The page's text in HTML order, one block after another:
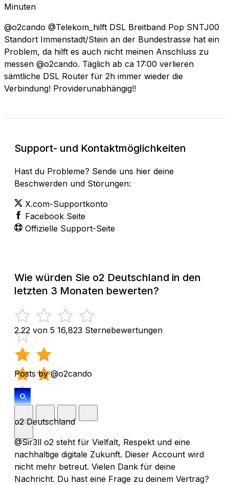
Minuten
@o2cando @Telekom_hilft DSL Breitband Pop SNTJ00
Standort Immenstadt/Stein an der Bundestrasse hat ein
Problem, da hilft es auch nicht meinen Anschluss zu
messen @o2cando. Täglich ab ca 17:00 verlieren
sämtliche DSL Router für 2h immer wieder die
Verbindung! Providerunabhängig!!
Support- und Kontaktmöglichkeiten
Hast du Probleme? Sende uns hier deine
Beschwerden und Störungen:
X.com-Supportkonto
Facebook Seite
Offizielle Support-Seite
Wie würden Sie o2 Deutschland in den
letzten 3 Monaten bewerten?
2.22 von 5 16,823 Sternebewertungen
Posts by @o2cando
o2 Deutschland
@Sir3ll o2 steht für Vielfalt, Respekt und eine
nachhaltige digitale Zukunft. Dieser Account wird
nicht mehr betreut. Vielen Dank für deine
Nachricht. Du hast eine Frage zu deinem Vertrag?